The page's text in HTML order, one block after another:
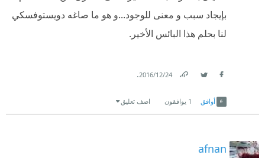
بإيجاد سبب و معنى للوجود...و هو ما صاغه دويستوفسكي
لنا بحلم هذا البائس اﻷخير.
24‏/12‏/2016
.
أوافق 1 يوافقون اضف تعليق
afnan